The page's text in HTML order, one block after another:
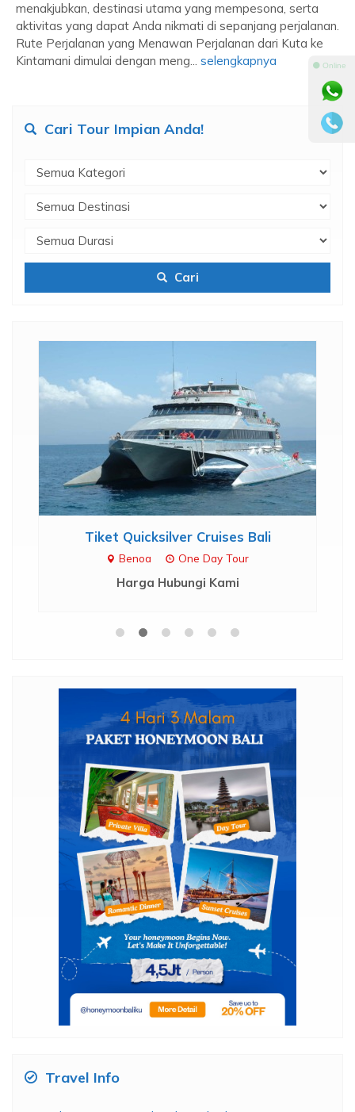
menakjubkan, destinasi utama yang mempesona, serta
aktivitas yang dapat Anda nikmati di sepanjang perjalanan.
Rute Perjalanan yang Menawan Perjalanan dari Kuta ke
Kintamani dimulai dengan meng... selengkapnya
Cari Tour Impian Anda!
Cari
Tiket Quicksilver Cruises Bali
Benoa One Day Tour
Harga Hubungi Kami
Travel Info
⚫ Online